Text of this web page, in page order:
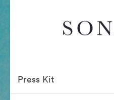
Press Kit